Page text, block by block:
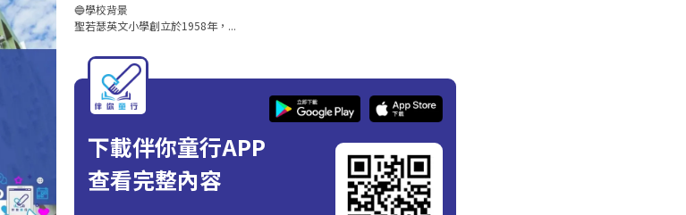
🔵學校背景
聖若瑟英文小學創立於1958年，...
下載伴你童行APP
查看完整內容